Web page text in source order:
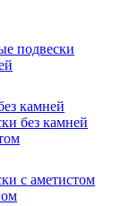
подвески
камней
без камней
с аметистом